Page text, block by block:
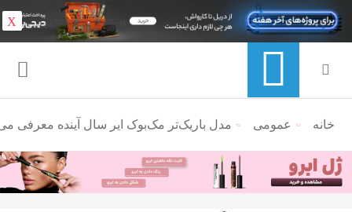
منوی ناوبری خرده نان
خانه عمومی مدل باریک‌تر مک‌بوک ایر سال آینده معرفی
X